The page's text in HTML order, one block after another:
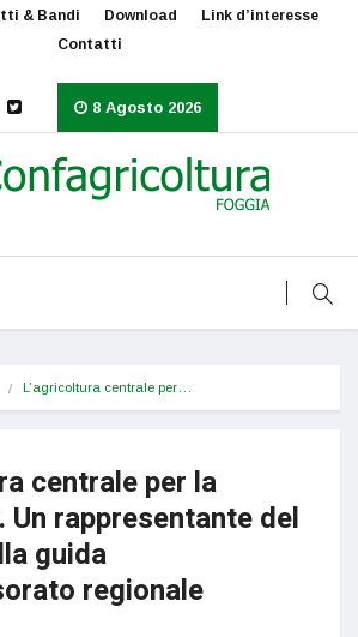
& Bandi Download
Link d’interesse
Contatti
8 Agosto 2026
L’agricoltura centrale per…
centrale per la
Un rappresentante del
guida
regionale